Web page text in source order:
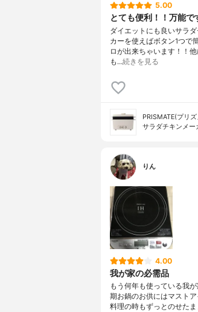
5.00
とても便利！！万能で
ダイエットにも良いサラ
カーを使えばボタン1つで
ロが出来ちゃいます！！
も…続きを見る
PRISMATE(プリ
サラダチキンメ
りん
4.00
我が家の必需品
もう何年も使っている我
期お鍋のお供にはマスト
料理の時もずっとのせた